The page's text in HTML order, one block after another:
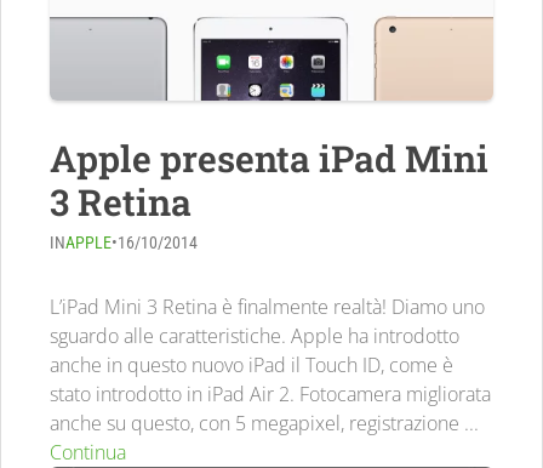
Apple presenta iPad Mini
3 Retina
INAPPLE•16/10/2014
L’iPad Mini 3 Retina è finalmente realtà! Diamo uno
sguardo alle caratteristiche. Apple ha introdotto
anche in questo nuovo iPad il Touch ID, come è
stato introdotto in iPad Air 2. Fotocamera migliorata
anche su questo, con 5 megapixel, registrazione ...
Continua